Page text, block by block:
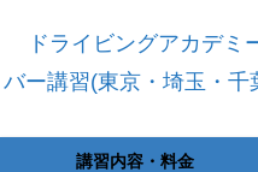
ドライビングアカデミ
バー講習(東京・埼玉・千
講習内容・料金